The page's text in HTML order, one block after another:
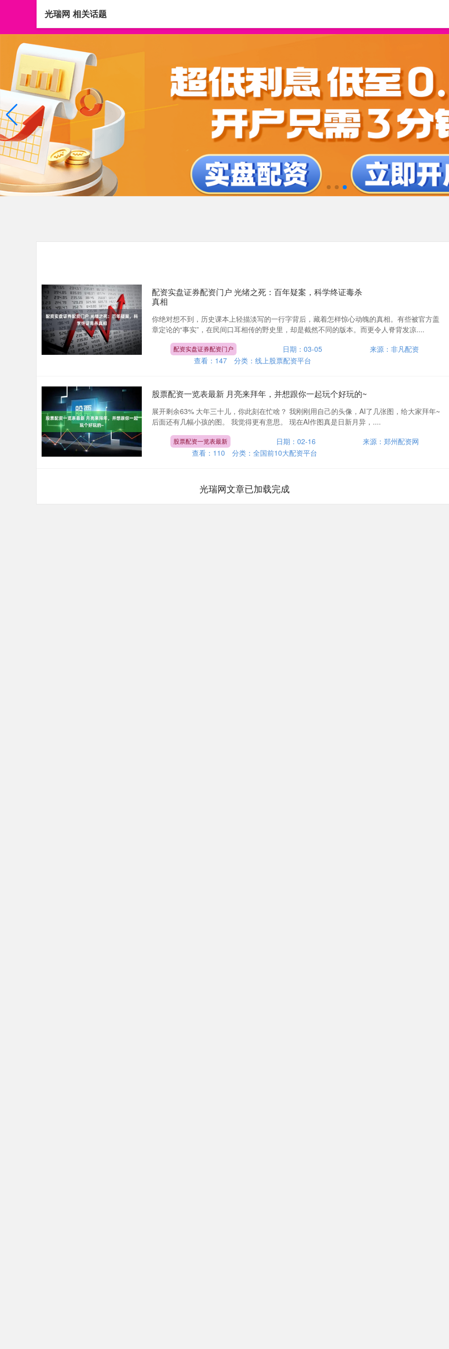
光瑞网 相关话题
配资实盘证券配资门户 光绪之死：百年疑案，科学终证毒杀
真相
你绝对想不到，历史课本上轻描淡写的一行字背后，藏着怎样惊心动魄的真相。有些被官方盖
章定论的“事实”，在民间口耳相传的野史里，却是截然不同的版本。而更令人脊背发凉....
配资实盘证券配资门户 日期：03-05
来源：非凡配资
查看： 147 分类： 线上股票配资平台
股票配资一览表最新 月亮来拜年，并想跟你一起玩个好玩的~
展开剩余63% 大年三十儿，你此刻在忙啥？ 我刚刚用自己的头像，AI了几张图，给大家拜年~
后面还有几幅小孩的图。 我觉得更有意思。 现在AI作图真是日新月异，....
股票配资一览表最新 日期：02-16
来源：郑州配资网
查看： 110 分类： 全国前10大配资平台
光瑞网文章已加载完成